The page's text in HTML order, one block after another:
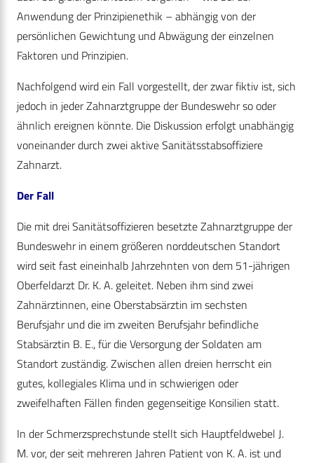
Anwendung der Prinzipienethik – abhängig von der
persönlichen Gewichtung und Abwägung der einzelnen
Faktoren und Prinzipien.
Nachfolgend wird ein Fall vorgestellt, der zwar fiktiv ist, sich
jedoch in jeder Zahnarztgruppe der Bundeswehr so oder
ähnlich ereignen könnte. Die Diskussion erfolgt unabhängig
voneinander durch zwei aktive Sanitätsstabsoffiziere
Zahnarzt.
Der Fall
Die mit drei Sanitätsoffizieren besetzte Zahnarztgruppe der
Bundeswehr in einem größeren norddeutschen Standort
wird seit fast eineinhalb Jahrzehnten von dem 51-jährigen
Oberfeldarzt Dr. K. A. geleitet. Neben ihm sind zwei
Zahnärztinnen, eine Oberstabsärztin im sechsten
Berufsjahr und die im zweiten Berufsjahr befindliche
Stabsärztin B. E., für die Versorgung der Soldaten am
Standort zuständig. Zwischen allen dreien herrscht ein
gutes, kollegiales Klima und in schwierigen oder
zweifelhaften Fällen finden gegenseitige Konsilien statt.
In der Schmerzsprechstunde stellt sich Hauptfeldwebel J.
M. vor, der seit mehreren Jahren Patient von K. A. ist und